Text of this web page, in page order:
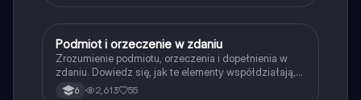
Język polski
Podmiot i orzeczenie w zdaniu
Zrozumienie podmiotu, orzeczenia i dopełnienia w
zdaniu. Dowiedz się, jak te elementy współdziałają,
jakie są ich rodzaje oraz jak odpowiadają na kluczowe
6 2,613 55